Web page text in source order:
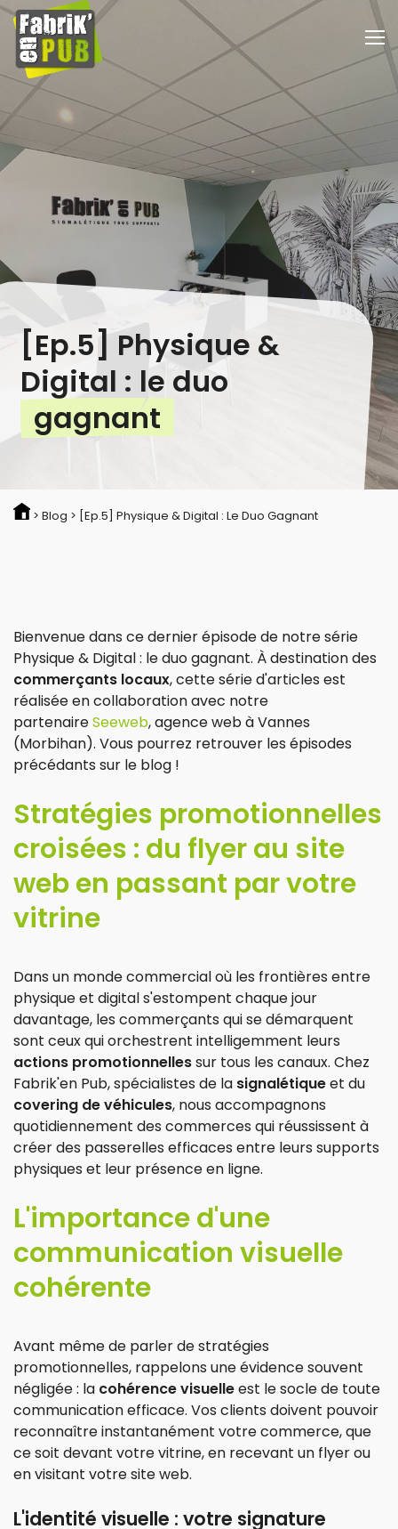
L'agence
A propos
Equipe
Services
Enseignes
Imprimerie
Signalétiques
Blog
[Ep.5] Physique &
Digital : le duo
gagnant
> Blog > [Ep.5] Physique & Digital : Le Duo Gagnant
Bienvenue dans ce dernier épisode de notre série
Physique & Digital : le duo gagnant. À destination des
commerçants locaux, cette série d'articles est
réalisée en collaboration avec notre
partenaireSeeweb, agence web à Vannes
(Morbihan). Vous pourrez retrouver les épisodes
précédants sur le blog !
Stratégies promotionnelles
croisées : du flyer au site
web en passant par votre
vitrine
Dans un monde commercial où les frontières entre
physique et digital s'estompent chaque jour
davantage, les commerçants qui se démarquent
sont ceux qui orchestrent intelligemment leurs
actions promotionnellessur tous les canaux. Chez
Fabrik'en Pub, spécialistes de la signalétiqueet du
covering de véhicules, nous accompagnons
quotidiennement des commerces qui réussissent à
créer des passerelles efficaces entre leurs supports
physiques et leur présence en ligne.
L'importance d'une
communication visuelle
cohérente
Avant même de parler de stratégies
promotionnelles, rappelons une évidence souvent
négligée : la cohérence visuelleest le socle de toute
communication efficace. Vos clients doivent pouvoir
reconnaître instantanément votre commerce, que
ce soit devant votre vitrine, en recevant un flyer ou
en visitant votre site web.
L'identité visuelle : votre signature